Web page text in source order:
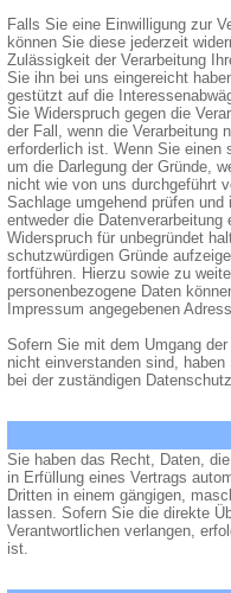
Falls Sie eine Einwilligung zur
können Sie diese jederzeit
Zulässigkeit der Verarbeitung
Sie ihn bei uns eingereicht
gestützt auf die
Sie Widerspruch gegen die
der Fall, wenn die Verarbeitung
erforderlich ist. Wenn Sie einen
um die Darlegung der Gründe,
nicht wie von uns durchgeführt
Sachlage umgehend prüfen
entweder die
Widerspruch für unbegründet
schutzwürdigen Gründe
fortführen. Hierzu sowie zu
personenbezogene Daten
Impressum angegebenen
Sofern Sie mit dem Umgang
nicht einverstanden sind,
bei der zuständigen
Sie haben das Recht, Daten,
in Erfüllung eines Vertrags
Dritten in einem gängigen,
lassen. Sofern Sie die direkte
Verantwortlichen verlangen,
ist.